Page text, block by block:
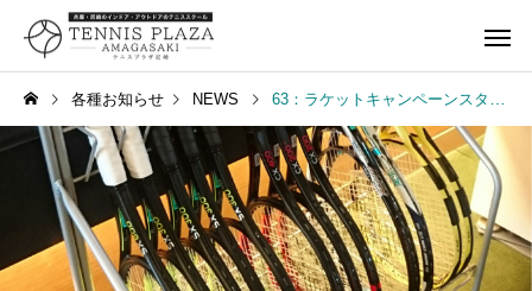
一般スクール ジュニアス
各種お知らせ NEWS 63：ラケットキャンペーンスタート